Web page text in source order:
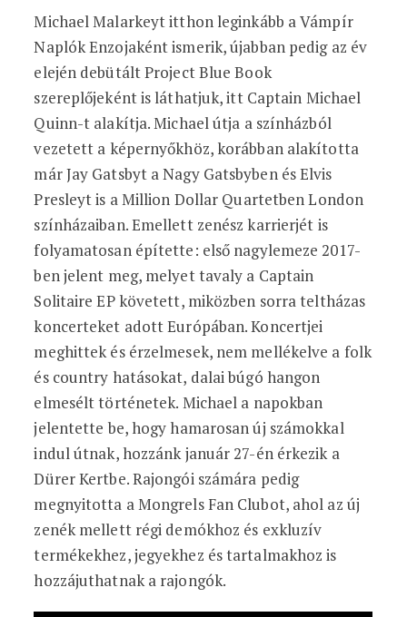
Michael Malarkeyt itthon leginkább a Vámpír
Naplók Enzojaként ismerik, újabban pedig az év
elején debütált Project Blue Book
szereplőjeként is láthatjuk, itt Captain Michael
Quinn-t alakítja. Michael útja a színházból
vezetett a képernyőkhöz, korábban alakította
már Jay Gatsbyt a Nagy Gatsbyben és Elvis
Presleyt is a Million Dollar Quartetben London
színházaiban. Emellett zenész karrierjét is
folyamatosan építette: első nagylemeze 2017-
ben jelent meg, melyet tavaly a Captain
Solitaire EP követett, miközben sorra teltházas
koncerteket adott Európában. Koncertjei
meghittek és érzelmesek, nem mellékelve a folk
és country hatásokat, dalai búgó hangon
elmesélt történetek. Michael a napokban
jelentette be, hogy hamarosan új számokkal
indul útnak, hozzánk január 27-én érkezik a
Dürer Kertbe. Rajongói számára pedig
megnyitotta a Mongrels Fan Clubot, ahol az új
zenék mellett régi demókhoz és exkluzív
termékekhez, jegyekhez és tartalmakhoz is
hozzájuthatnak a rajongók.